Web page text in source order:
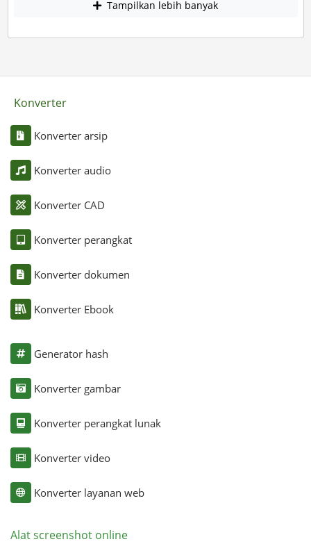
Tampilkan lebih banyak
Konverter
Konverter arsip
Konverter audio
Konverter CAD
Konverter perangkat
Konverter dokumen
Konverter Ebook
Generator hash
Konverter gambar
Konverter perangkat lunak
Konverter video
Konverter layanan web
Alat screenshot online